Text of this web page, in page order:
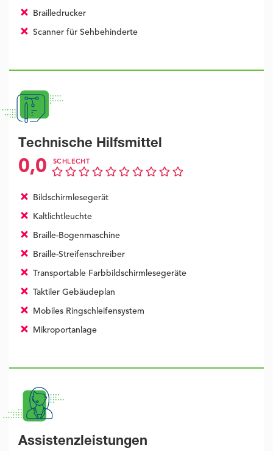
Brailledrucker
Scanner für Sehbehinderte
Technische Hilfsmittel
0,0 SCHLECHT
Bildschirmlesegerät
Kaltlichtleuchte
Braille-Bogenmaschine
Braille-Streifenschreiber
Transportable Farbbildschirmlesegeräte
Taktiler Gebäudeplan
Mobiles Ringschleifensystem
Mikroportanlage
Assistenzleistungen